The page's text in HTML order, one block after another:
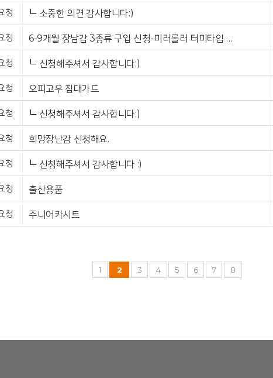
청 소중한 의견 감사합니다:)
청 6-9개월 장남감 3종류 구입 신청-미러롤러 터미타임 장난감, 배밀이 쿠션미타임…
청 신청해주셔서 감사합니다:)
청 오피고우 침대가드
청 신청해주셔서 감사합니다:)
청 희망장난감 신청해요.
청 신청해주셔서 감사합니다 :)
청 출산용품
청 주니어카시트
1 2 3 4 5 6 7 8